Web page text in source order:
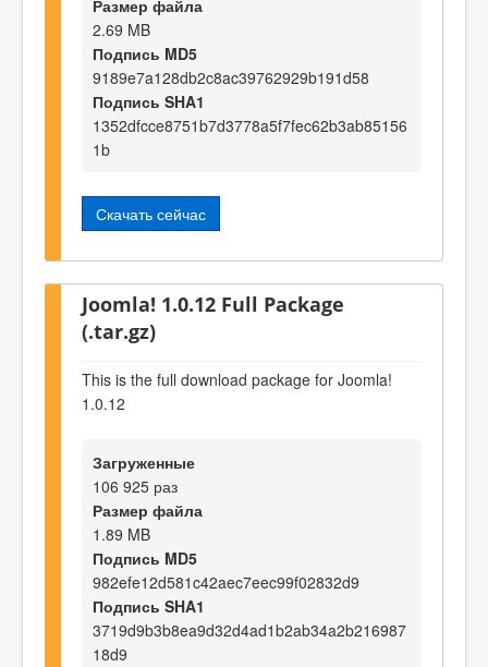
Размер файла
2.69 MB
Подпись MD5
9189e7a128db2c8ac39762929b191d58
Подпись SHA1
1352dfcce8751b7d3778a5f7fec62b3ab85156
1b
Скачать сейчас
Joomla! 1.0.12 Full Package
(.tar.gz)
This is the full download package for Joomla!
1.0.12
Загруженные
106 925 раз
Размер файла
1.89 MB
Подпись MD5
982efe12d581c42aec7eec99f02832d9
Подпись SHA1
3719d9b3b8ea9d32d4ad1b2ab34a2b216987
18d9